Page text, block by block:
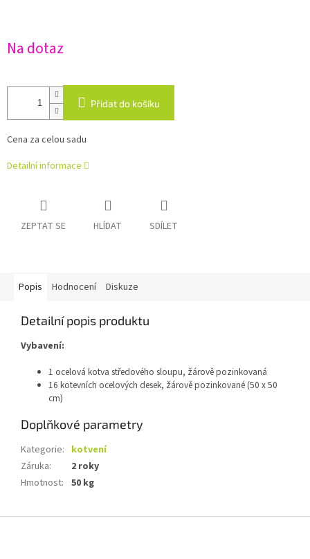
Na dotaz
Přidat do košíku
Cena za celou sadu
Detailní informace
ZEPTAT SE HLÍDAT SDÍLET
Popis Hodnocení Diskuze
Detailní popis produktu
Vybavení:
1 ocelová kotva středového sloupu, žárově pozinkovaná
16 kotevních ocelových desek, žárově pozinkované (50 x 50
cm)
Doplňkové parametry
Kategorie: kotvení
Záruka:
2 roky
Hmotnost: 50 kg